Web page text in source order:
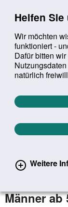
Helfen
Wir möchten
funktioniert -
Dafür bitten
natürlich
Weitere
Suchbegriff:
Sie befinden sich
Startseite
Aktuelle
Zurück zur Übersicht
Männer ab